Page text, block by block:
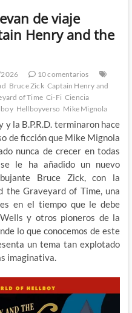
de viaje
Henry and the
10 comentarios
Bruce Zick Captain Henry and
of Time Ci-Fi Ciencia
Hellboyverso Mike Mignola
la B.P.R.D. terminaron hace
de ficción que Mike Mignola
nunca de crecer en todas
le ha añadido un nuevo
Bruce Zick, con la
the Graveyard of Time, una
en el tiempo que le debe
y otros pioneros de la
lo que conocemos de este
un tema tan explotado
imaginativa.